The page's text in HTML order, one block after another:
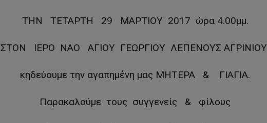
ΤΗΝ ΤΕΤΑΡΤΗ 29 ΜΑΡΤΙΟΥ 2017 ώρα 4.00μμ.
ΣΤΟΝ ΙΕΡΟ ΝΑΟ ΑΓΙΟΥ ΓΕΩΡΓΙΟΥ ΛΕΠΕΝΟΥΣ ΑΓΡΙΝΙΟΥ
κηδεύουμε την αγαπημένη μας ΜΗΤΕΡΑ & ΓΙΑΓΙΑ.
Παρακαλούμε τους συγγενείς & φίλους